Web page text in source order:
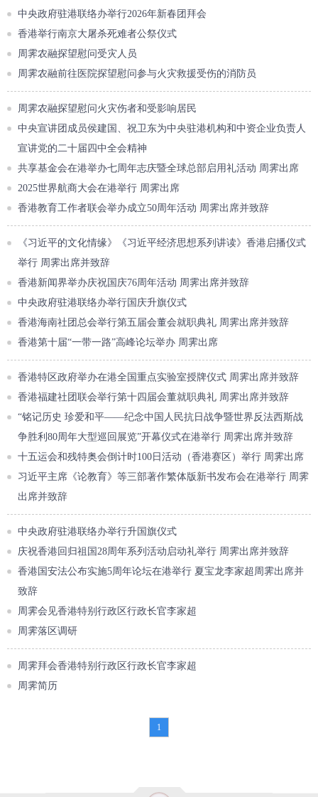
中央政府驻港联络办举行2026年新春团拜会
香港举行南京大屠杀死难者公祭仪式
周霁农融探望慰问受灾人员
周霁农融前往医院探望慰问参与火灾救援受伤的消防员
周霁农融探望慰问火灾伤者和受影响居民
中央宣讲团成员侯建国、祝卫东为中央驻港机构和中资企业负责人
宣讲党的二十届四中全会精神
共享基金会在港举办七周年志庆暨全球总部启用礼活动 周霁出席
2025世界航商大会在港举行 周霁出席
香港教育工作者联会举办成立50周年活动 周霁出席并致辞
《习近平的文化情缘》《习近平经济思想系列讲读》香港启播仪式
举行 周霁出席并致辞
香港新闻界举办庆祝国庆76周年活动 周霁出席并致辞
中央政府驻港联络办举行国庆升旗仪式
香港海南社团总会举行第五届会董会就职典礼 周霁出席并致辞
香港第十届“一带一路”高峰论坛举办 周霁出席
香港特区政府举办在港全国重点实验室授牌仪式 周霁出席并致辞
香港福建社团联会举行第十四届会董就职典礼 周霁出席并致辞
“铭记历史 珍爱和平——纪念中国人民抗日战争暨世界反法西斯战
争胜利80周年大型巡回展览”开幕仪式在港举行 周霁出席并致辞
十五运会和残特奥会倒计时100日活动（香港赛区）举行 周霁出席
习近平主席《论教育》等三部著作繁体版新书发布会在港举行 周霁
出席并致辞
中央政府驻港联络办举行升国旗仪式
庆祝香港回归祖国28周年系列活动启动礼举行 周霁出席并致辞
香港国安法公布实施5周年论坛在港举行 夏宝龙李家超周霁出席并
致辞
周霁会见香港特别行政区行政长官李家超
周霁落区调研
周霁拜会香港特别行政区行政长官李家超
周霁简历
1